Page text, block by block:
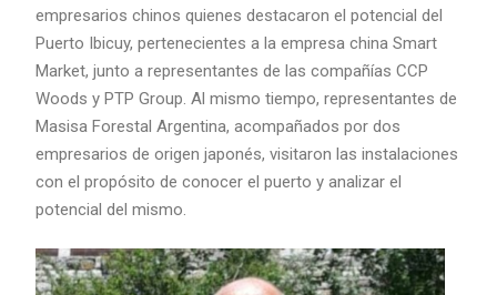
empresarios chinos quienes destacaron el potencial del
Puerto Ibicuy, pertenecientes a la empresa china Smart
Market, junto a representantes de las compañías CCP
Woods y PTP Group. Al mismo tiempo, representantes de
Masisa Forestal Argentina, acompañados por dos
empresarios de origen japonés, visitaron las instalaciones
con el propósito de conocer el puerto y analizar el
potencial del mismo.